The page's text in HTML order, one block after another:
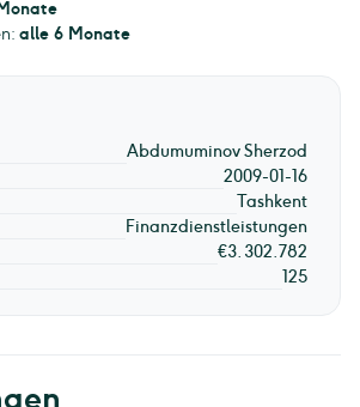
alle 6 Monate
Abdumuminov Sherzod
2009-01-16
Tashkent
Finanzdienstleistungen
€3.302.782
125